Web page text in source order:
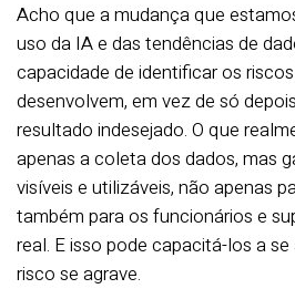
Acho que a mudança que
uso da IA e das tendências de
capacidade de identificar os
desenvolvem, em vez de só
resultado indesejado. O que
apenas a coleta dos dados, mas
visíveis e utilizáveis, não apenas
também para os funcionários e
real. E isso pode capacitá-los a
risco se agrave.